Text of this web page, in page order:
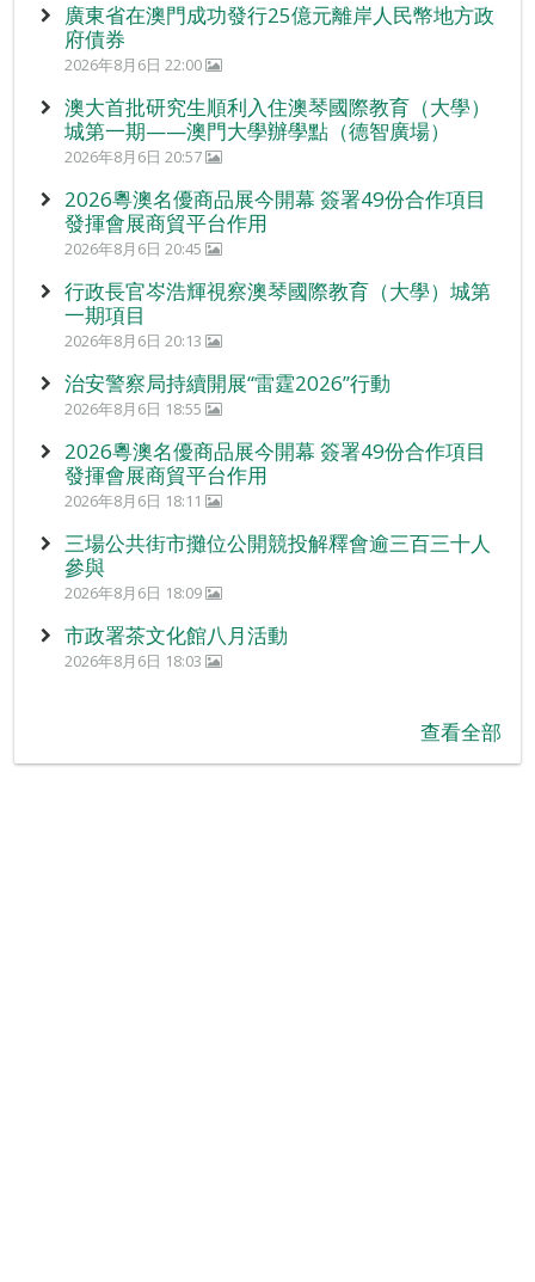
廣東省在澳門成功發行25億元離岸人民幣地方政
府債券
2026年8月6日 22:00
澳大首批研究生順利入住澳琴國際教育（大學）
城第一期——澳門大學辦學點（德智廣場）
2026年8月6日 20:57
2026粵澳名優商品展今開幕 簽署49份合作項目
發揮會展商貿平台作用
2026年8月6日 20:45
行政長官岑浩輝視察澳琴國際教育（大學）城第
一期項目
2026年8月6日 20:13
治安警察局持續開展“雷霆2026”行動
2026年8月6日 18:55
2026粵澳名優商品展今開幕 簽署49份合作項目
發揮會展商貿平台作用
2026年8月6日 18:11
三場公共街市攤位公開競投解釋會逾三百三十人
參與
2026年8月6日 18:09
市政署茶文化館八月活動
2026年8月6日 18:03
查看全部